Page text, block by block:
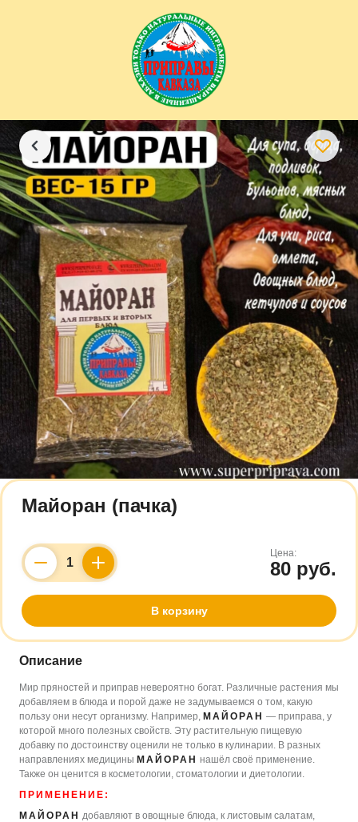
Майоран (пачка)
Counter
Цена:
80 руб.
В корзину
Описание
Мир пряностей и приправ невероятно богат. Различные растения мы
добавляем в блюда и порой даже не задумываемся о том, какую
пользу они несут организму. Например, МАЙОРАН — приправа, у
которой много полезных свойств. Эту растительную пищевую
добавку по достоинству оценили не только в кулинарии. В разных
направлениях медицины МАЙОРАН нашёл своё применение.
Также он ценится в косметологии, стоматологии и диетологии.
ПРИМЕНЕНИЕ:
МАЙОРАН добавляют в овощные блюда, к листовым салатам,